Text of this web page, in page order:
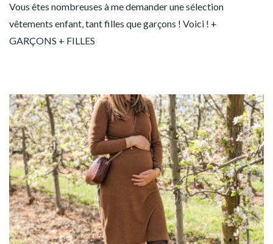
Vous êtes nombreuses à me demander une sélection
vêtements enfant, tant filles que garçons ! Voici ! +
GARÇONS + FILLES